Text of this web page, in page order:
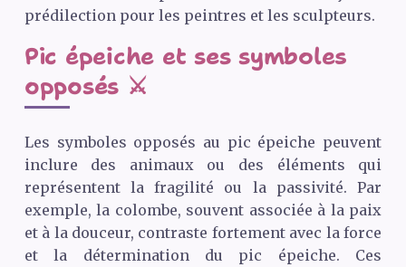
prédilection pour les peintres et les sculpteurs.
Pic épeiche et ses symboles
opposés ⚔️
Les symboles opposés au pic épeiche peuvent
inclure des animaux ou des éléments qui
représentent la fragilité ou la passivité. Par
exemple, la colombe, souvent associée à la paix
et à la douceur, contraste fortement avec la force
et la détermination du pic épeiche. Ces